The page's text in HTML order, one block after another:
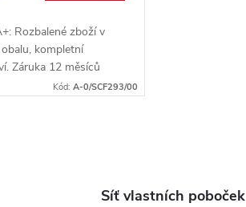
Rozbalené zboží v
kompletní
Záruka 12 měsíců
u prodejce nebo v
Kód: A-0/SCF293/00
Síť vlastních poboček